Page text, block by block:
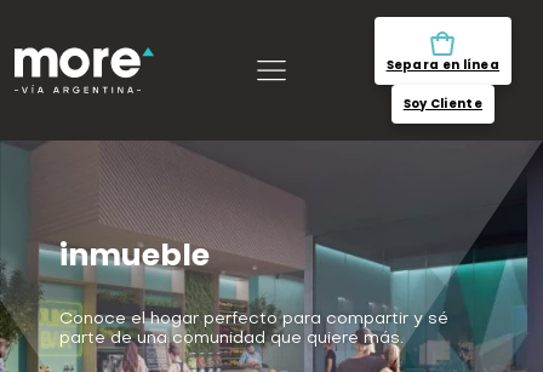
Separa en línea
Soy Cliente
inmueble
Conoce el hogar perfecto para compartir y sé
parte de una comunidad que quiere más.